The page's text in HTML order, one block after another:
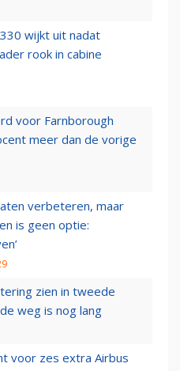
wijkt uit nadat
rook in cabine
voor Farnborough
meer dan de vorige
verbeteren, maar
is geen optie:
zien in tweede
weg is nog lang
voor zes extra Airbus